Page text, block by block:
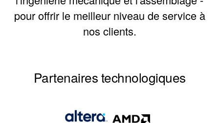
pour offrir le meilleur niveau de service à
nos clients.
Partenaires technologiques